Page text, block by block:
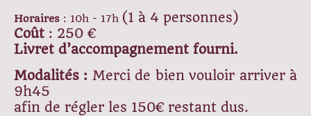
Horaires : 10h - 17h (1 à 4 personnes)
Coût : 250 €
Livret d’accompagnement fourni.
Modalités : Merci de bien vouloir arriver à
9h45
afin de régler les 150€ restant dus.